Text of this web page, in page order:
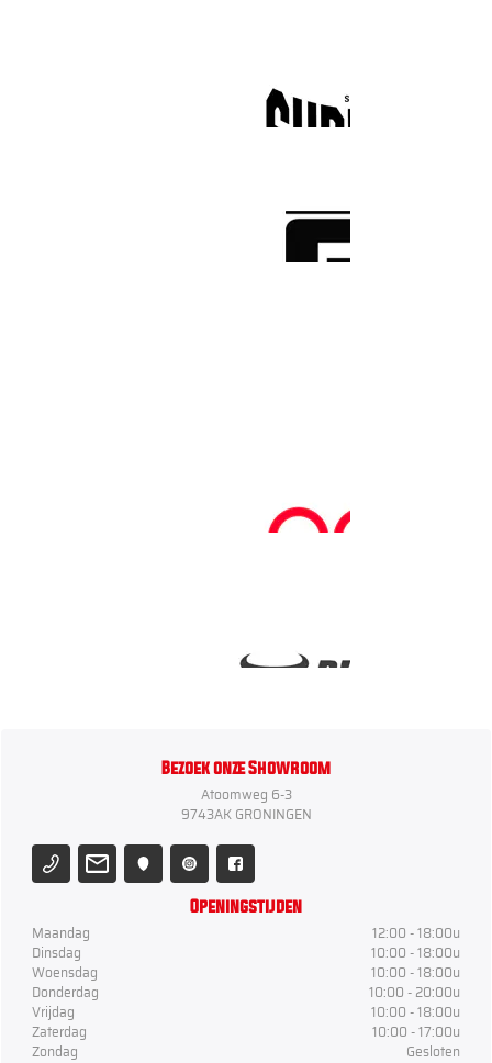
Bezoek onze Showroom
Atoomweg 6-3
9743AK GRONINGEN
Openingstijden
Maandag
12:00 - 18:00u
Dinsdag
10:00 - 18:00u
Woensdag
10:00 - 18:00u
Donderdag
10:00 - 20:00u
Vrijdag
10:00 - 18:00u
Zaterdag
10:00 - 17:00u
Zondag
Gesloten